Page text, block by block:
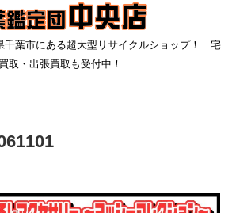
千葉市にある超大型リサイクルショップ！ 宅
取・出張買取も受付中！